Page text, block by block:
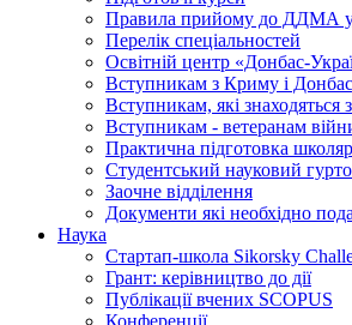
Правила прийому до ДДМА у
Перелік спеціальностей
Освітній центр «Донбас-
Вступникам з Криму і
Вступникам, які знаходяться
Вступникам - ветеранам
Практична підготовка
Студентський науковий
Заочне відділення
Документи які необхідно
Наука
Стартап-школа Sikorsky
Грант: керівництво до дії
Публікації вчених SCOPUS
Конференції